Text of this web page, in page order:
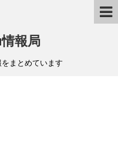
報局
まとめています